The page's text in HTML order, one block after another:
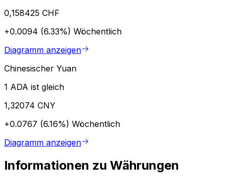
0,158425 CHF
+0.0094 (6.33%) Wöchentlich
Diagramm anzeigen
Chinesischer Yuan
1 ADA ist gleich
1,32074 CNY
+0.0767 (6.16%) Wöchentlich
Diagramm anzeigen
Informationen zu Währungen